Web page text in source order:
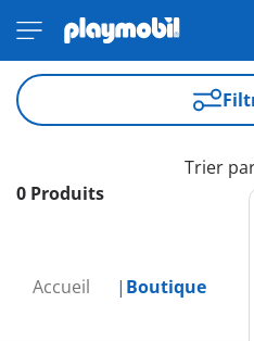
Accueil Boutique
0 Produits
Trier